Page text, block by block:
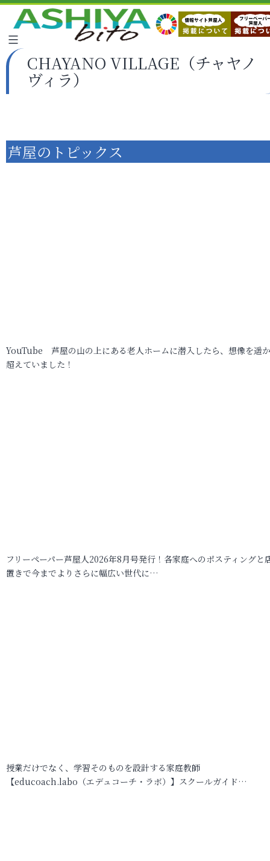
CHAYANO VILLAGE（チャヤノ
ヴィラ）
芦屋のトピックス
YouTube 芦屋の山の上にある老人ホームに潜入したら、想像を遥
超えていました！
フリーペーパー芦屋人2026年8月号発行！各家庭へのポスティングと
置きで今までよりさらに幅広い世代に…
授業だけでなく、学習そのものを設計する家庭教師
【educoach.labo（エデュコーチ・ラボ）】スクールガイド…